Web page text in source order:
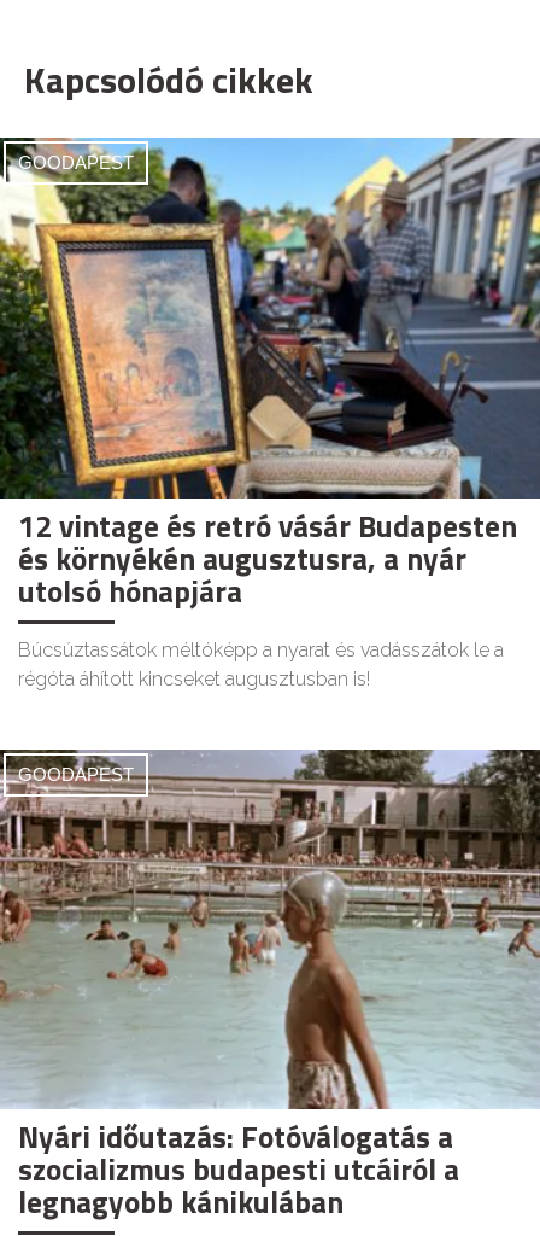
Kapcsolódó cikkek
GOODAPEST
12 vintage és retró vásár Budapesten
és környékén augusztusra, a nyár
utolsó hónapjára
Búcsúztassátok méltóképp a nyarat és vadásszátok le a
régóta áhított kincseket augusztusban is!
GOODAPEST
Nyári időutazás: Fotóválogatás a
szocializmus budapesti utcáiról a
legnagyobb kánikulában